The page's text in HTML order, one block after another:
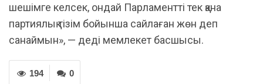
шешімге келсек, ондай Парламентті тек қана
партиялық тізім бойынша сайлаған жөн деп
санаймын», — деді мемлекет басшысы.
0
194